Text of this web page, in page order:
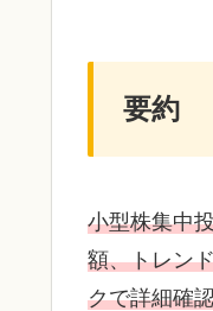
要約
小型株集中
額、トレン
クで詳細確